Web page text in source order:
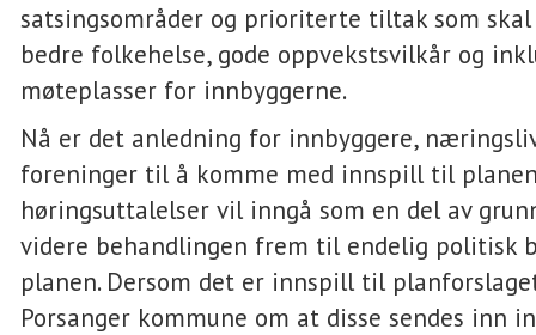
satsingsområder og prioriterte tiltak som
bedre folkehelse, gode oppvekstsvilkår og
møteplasser for innbyggerne.
Nå er det anledning for innbyggere,
foreninger til å komme med innspill til
høringsuttalelser vil inngå som en del av
videre behandlingen frem til endelig politisk
planen. Dersom det er innspill til
Porsanger kommune om at disse sendes inn